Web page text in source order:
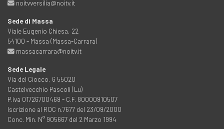
noitvversilia@noitv.it
Sede di Massa
Viale Eugenio Chiesa, 22
54100 - Massa (Massa-Carrara)
massacarrara@noitv.it
Sede Legale
Via del Ciocco, 6 55020
Castelvecchio Pascoli (Lu)
P.iva 01726700469 - C.F. 80000910507
Iscrizione al ROC n.7677 del 23/09/2000
Conc. Min. N° 905667 del 2 Marzo 1994